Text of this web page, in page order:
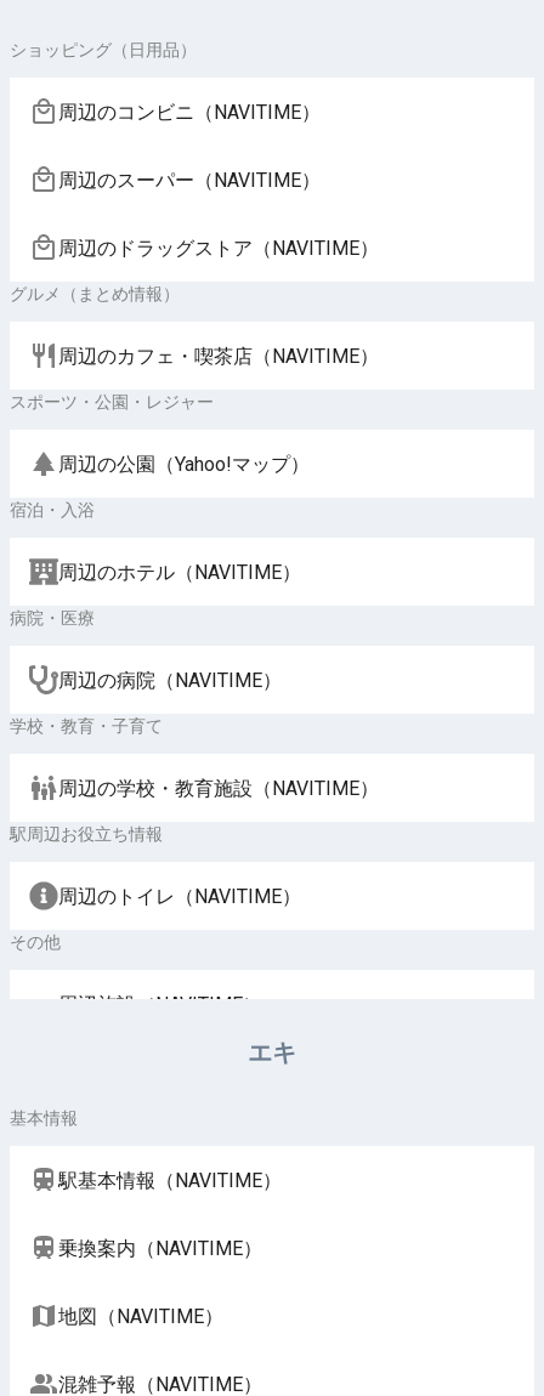
ショッピング（日用品）
周辺のコンビニ（NAVITIME）
周辺のスーパー（NAVITIME）
周辺のドラッグストア（NAVITIME）
グルメ（まとめ情報）
周辺のカフェ・喫茶店（NAVITIME）
スポーツ・公園・レジャー
周辺の公園（Yahoo!マップ）
宿泊・入浴
周辺のホテル（NAVITIME）
病院・医療
周辺の病院（NAVITIME）
学校・教育・子育て
周辺の学校・教育施設（NAVITIME）
駅周辺お役立ち情報
周辺のトイレ（NAVITIME）
その他
周辺施設（NAVITIME）
エキ
基本情報
駅基本情報（NAVITIME）
乗換案内（NAVITIME）
地図（NAVITIME）
混雑予報（NAVITIME）